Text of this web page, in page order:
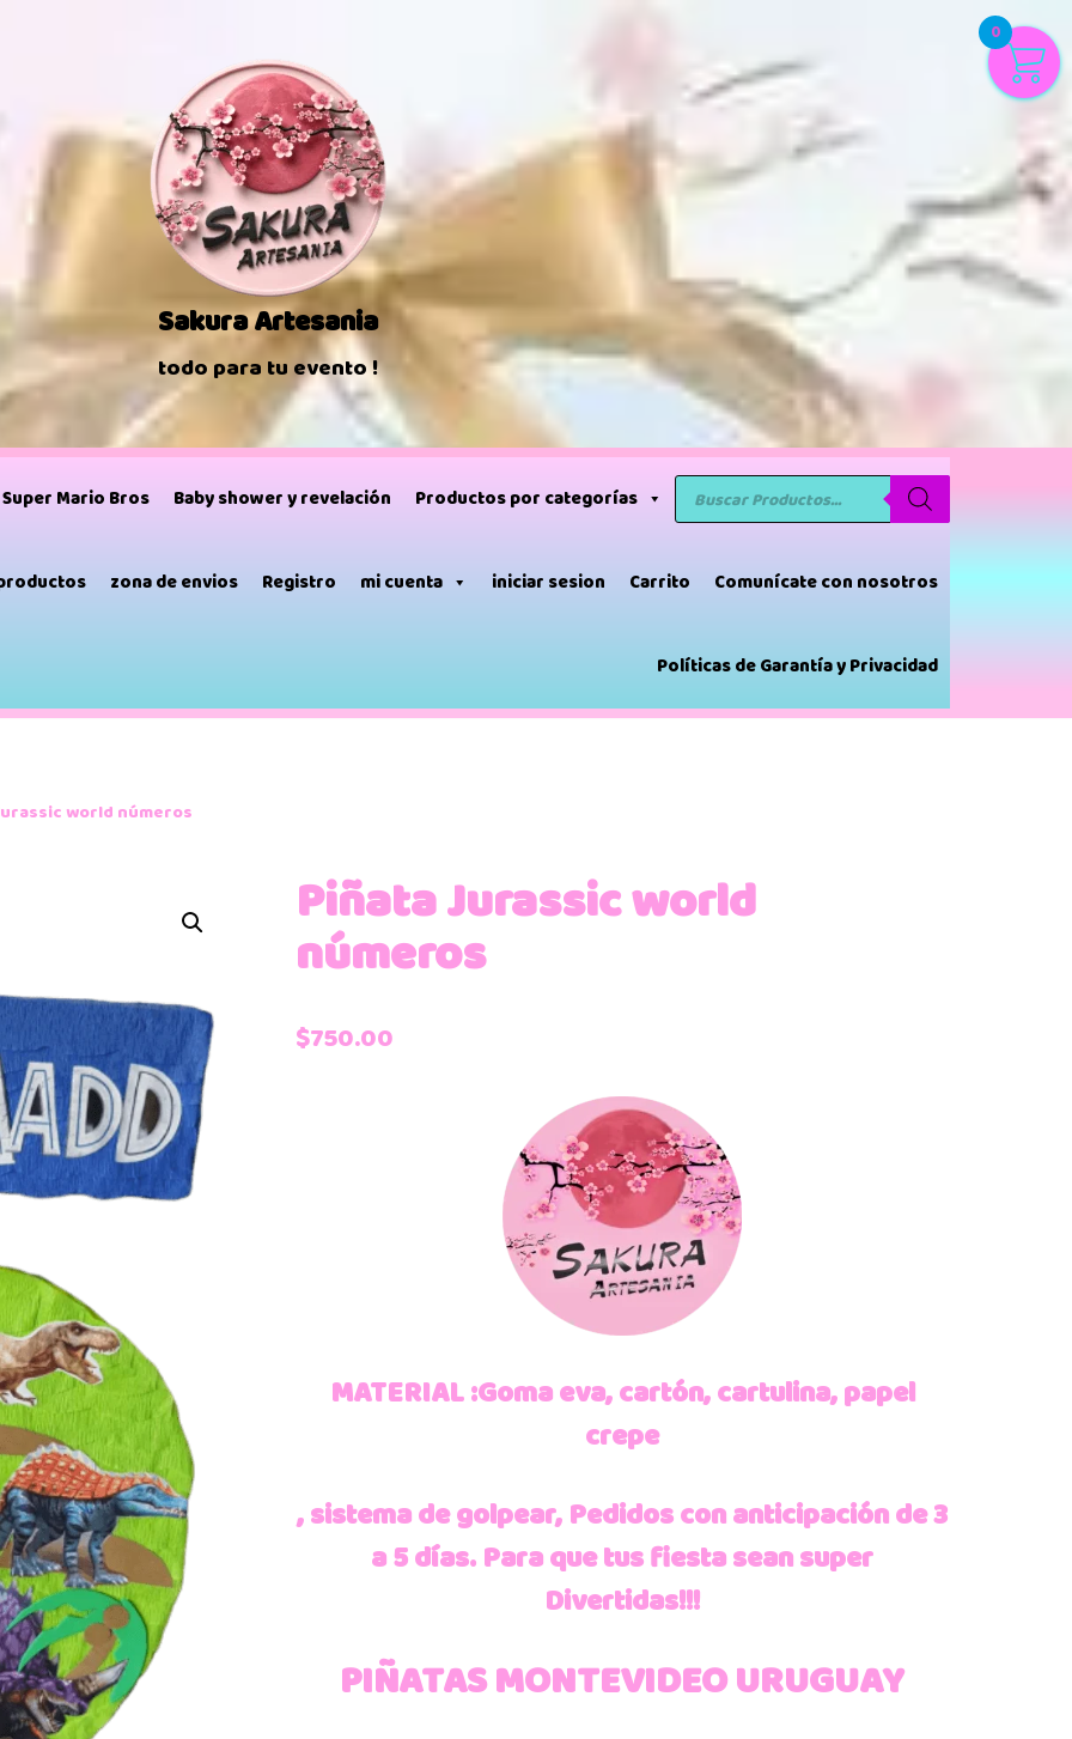
Sakura Artesania
todo para tu evento !
Super Mario Bros Baby shower y revelación Productos por categorías
zona de envios Registro mi cuenta iniciar sesion Carrito Comunícate con nosotros
Políticas de Garantía y Privacidad
world números
Piñata Jurassic world
números
$750.00
MATERIAL :Goma eva, cartón, cartulina, papel
crepe
, sistema de golpear, Pedidos con anticipación de 3
a 5 días.Para que tus fiesta sean super
Divertidas!!!
PIÑATAS MONTEVIDEO URUGUAY
0